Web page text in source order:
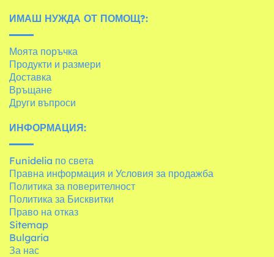
ИМАШ НУЖДА ОТ ПОМОЩ?:
Моята поръчка
Продукти и размери
Доставка
Връщане
Други въпроси
ИНФОРМАЦИЯ:
Funidelia по света
Правна информация и Условия за продажба
Политика за поверителност
Политика за Бисквитки
Право на отказ
Sitemap
Bulgaria
За нас